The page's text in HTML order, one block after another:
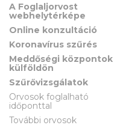
A Foglaljorvost
webhelytérképe
Online konzultáció
Koronavírus szűrés
Meddőségi központok
külföldön
Szűrővizsgálatok
Orvosok foglalható
időponttal
További orvosok